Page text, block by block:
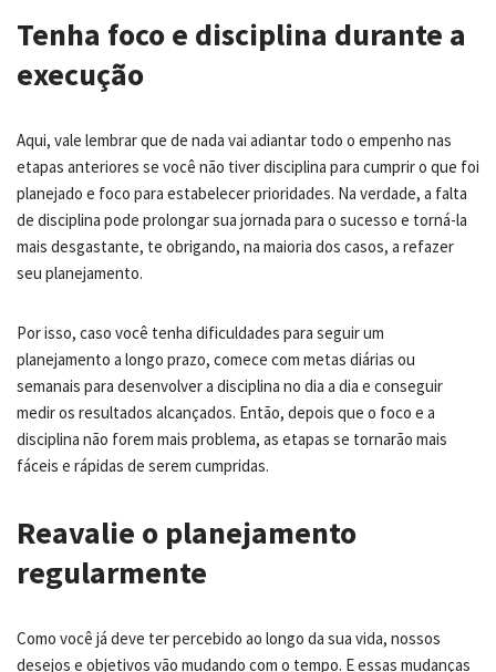
Tenha foco e disciplina durante a
execução
Aqui, vale lembrar que de nada vai adiantar todo o empenho nas
etapas anteriores se você não tiver disciplina para cumprir o que foi
planejado e foco para estabelecer prioridades. Na verdade, a falta
de disciplina pode prolongar sua jornada para o sucesso e torná-la
mais desgastante, te obrigando, na maioria dos casos, a refazer
seu planejamento.
Por isso, caso você tenha dificuldades para seguir um
planejamento a longo prazo, comece com metas diárias ou
semanais para desenvolver a disciplina no dia a dia e conseguir
medir os resultados alcançados. Então, depois que o foco e a
disciplina não forem mais problema, as etapas se tornarão mais
fáceis e rápidas de serem cumpridas.
Reavalie o planejamento
regularmente
Como você já deve ter percebido ao longo da sua vida, nossos
desejos e objetivos vão mudando com o tempo. E essas mudanças